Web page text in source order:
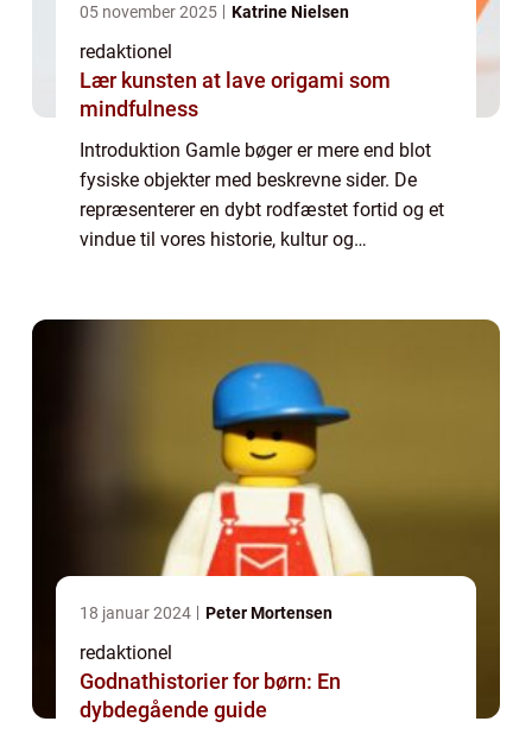
05 november 2025 Katrine Nielsen
redaktionel
Lær kunsten at lave origami som
mindfulness
Introduktion Gamle bøger er mere end blot
fysiske objekter med beskrevne sider. De
repræsenterer en dybt rodfæstet fortid og et
vindue til vores historie, kultur og
18 januar 2024 Peter Mortensen
redaktionel
Godnathistorier for børn: En
dybdegående guide